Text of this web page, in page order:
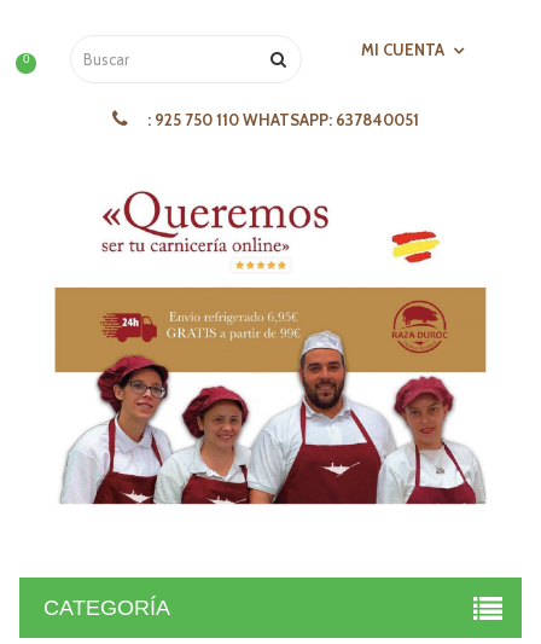
0 MI CUENTA
: 925 750 110 WHATSAPP: 637840051
CATEGORÍA